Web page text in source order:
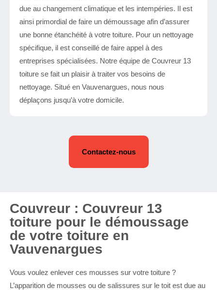
due au changement climatique et les intempéries. Il est
ainsi primordial de faire un démoussage afin d’assurer
une bonne étanchéité à votre toiture. Pour un nettoyage
spécifique, il est conseillé de faire appel à des
entreprises spécialisées. Notre équipe de Couvreur 13
toiture se fait un plaisir à traiter vos besoins de
nettoyage. Situé en Vauvenargues, nous nous
déplaçons jusqu’à votre domicile.
Contactez-nous
Couvreur : Couvreur 13
toiture pour le démoussage
de votre toiture en
Vauvenargues
Vous voulez enlever ces mousses sur votre toiture ?
L’apparition de mousses ou de salissures sur le toit est due au